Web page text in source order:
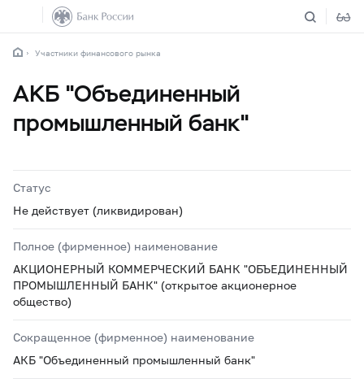
Участники финансового рынка
АКБ "Объединенный
промышленный банк"
Статус
Не действует (ликвидирован)
Полное (фирменное) наименование
АКЦИОНЕРНЫЙ КОММЕРЧЕСКИЙ БАНК "ОБЪЕДИНЕННЫЙ
ПРОМЫШЛЕННЫЙ БАНК" (открытое акционерное
общество)
Сокращенное (фирменное) наименование
АКБ "Объединенный промышленный банк"